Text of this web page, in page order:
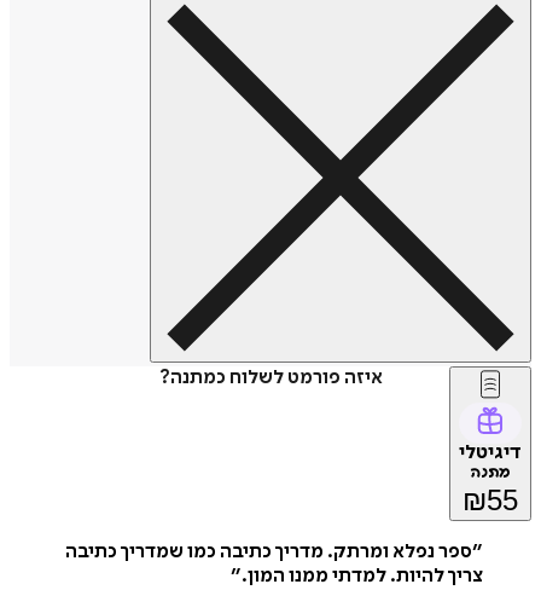
איזה פורמט לשלוח כמתנה?
דיגיטלי
מתנה
₪55
״ספר נפלא ומרתק. מדריך כתיבה כמו שמדריך כתיבה
צריך להיות. למדתי ממנו המון.״